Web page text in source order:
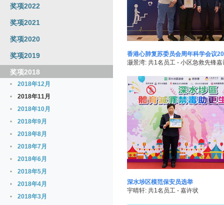
奖项2022
奖项2021
奖项2020
奖项2019
奖项2018
2018年12月
2018年11月
2018年10月
2018年9月
2018年8月
2018年7月
2018年6月
2018年5月
2018年4月
2018年3月
香港心肺复苏委员会周年科学会议
灏景湾: 共1名员工 - 小区急救先锋嘉
深水埗区模范保安员选举
宇晴轩: 共1名员工 - 嘉许状